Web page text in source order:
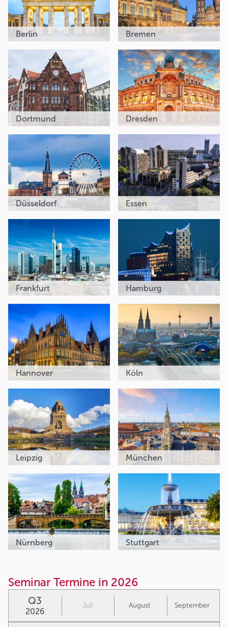
Berlin Bremen
Dortmund Dresden
Düsseldorf Essen
Frankfurt Hamburg
Hannover Köln
Leipzig München
Nürnberg Stuttgart
Seminar Termine in 2026
Q3
2026
Juli August September